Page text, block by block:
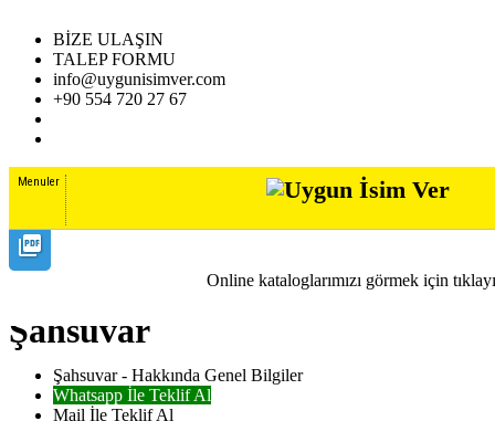
BİZE ULAŞIN
TALEP FORMU
info@uygunisimver.com
+90 554 720 27 67
Menuler
picture_as_pdf
Online kataloglarımızı görmek için
Şahsuvar
Şahsuvar - Hakkında Genel Bilgiler
Whatsapp İle Teklif Al
Mail İle Teklif Al